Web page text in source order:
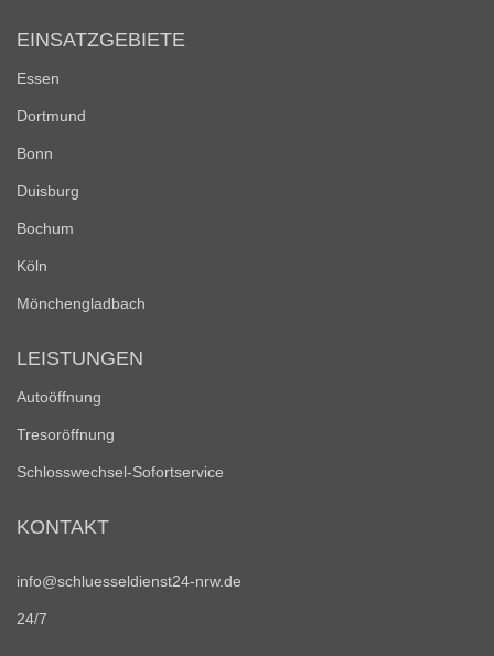
EINSATZGEBIETE
Essen
Dortmund
Bonn
Duisburg
Bochum
Köln
Mönchengladbach
LEISTUNGEN
Autoöffnung
Tresoröffnung
Schlosswechsel-Sofortservice
KONTAKT
info@schluesseldienst24-nrw.de
24/7